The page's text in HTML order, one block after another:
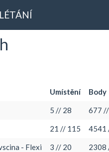
Umístění Body
5 // 28 677
21 // 115 4541
- Flexi 3 // 20 2308